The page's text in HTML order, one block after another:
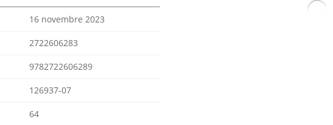
16 novembre 2023
2722606283
9782722606289
126937-07
64